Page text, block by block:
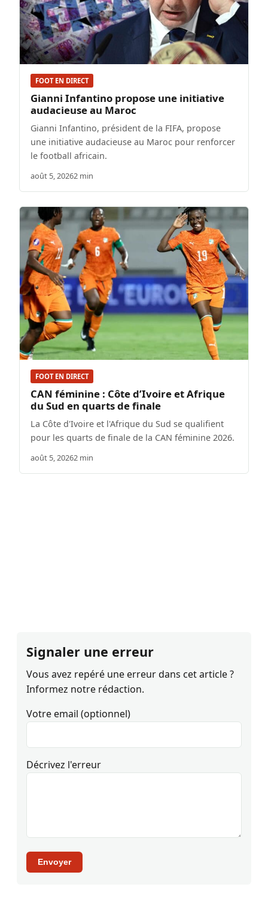
FOOT EN DIRECT
Gianni Infantino propose une initiative
audacieuse au Maroc
Gianni Infantino, président de la FIFA, propose
une initiative audacieuse au Maroc pour renforcer
le football africain.
août 5, 20262 min
FOOT EN DIRECT
CAN féminine : Côte d’Ivoire et Afrique
du Sud en quarts de finale
La Côte d'Ivoire et l'Afrique du Sud se qualifient
pour les quarts de finale de la CAN féminine 2026.
août 5, 20262 min
Signaler une erreur
Vous avez repéré une erreur dans cet article ?
Informez notre rédaction.
Votre email (optionnel)
Décrivez l'erreur
Envoyer